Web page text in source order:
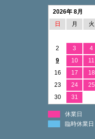
2026年 8月
日
月 火
2
3 4
9
10 11
16
17 18
23
24 25
30
31
休業日
臨時休業日